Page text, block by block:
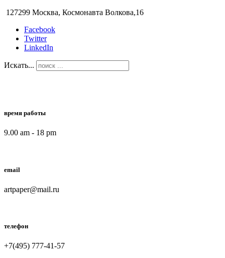
127299 Москва, Космонавта Волкова,16
Facebook
Twitter
LinkedIn
Искать...
время работы
9.00 am - 18 pm
email
artpaper@mail.ru
телефон
+7(495) 777-41-57